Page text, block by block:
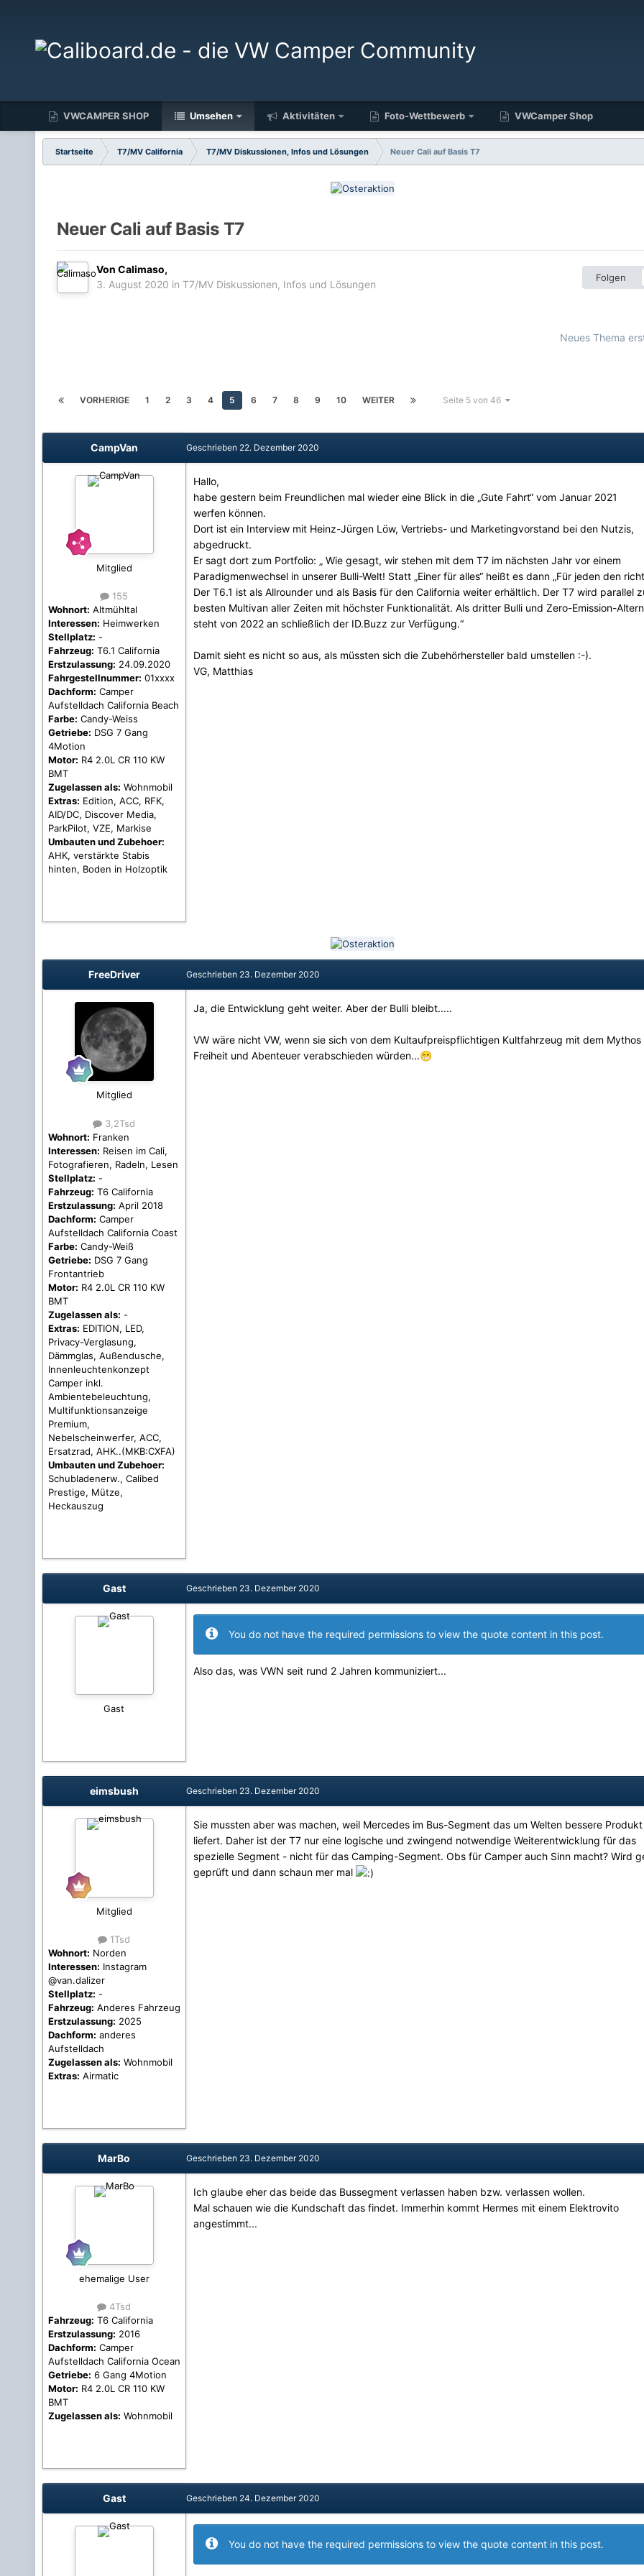
VWCAMPER SHOP Umsehen Aktivitäten Foto-Wettbewerb VWCamper Shop
Startseite T7/MV California T7/MV Diskussionen, Infos und Lösungen Neuer Cali auf Basis T7
Neuer Cali auf Basis T7
Von Calimaso,
3. August 2020 in T7/MV Diskussionen, Infos und Lösungen
Folgen
Neues Thema
VORHERIGE 1 2 3 4 5 6 7 8 9 10 WEITER Seite 5 von 46
CampVan
Mitglied
155
Wohnort: Altmühltal
Interessen: Heimwerken
Stellplatz: -
Fahrzeug: T6.1 California
Erstzulassung: 24.09.2020
Fahrgestellnummer: 01xxxx
Dachform: Camper
Aufstelldach California Beach
Farbe: Candy-Weiss
Getriebe: DSG 7 Gang
4Motion
Motor: R4 2.0L CR 110 KW
BMT
Zugelassen als: Wohnmobil
Extras: Edition, ACC, RFK,
AID/DC, Discover Media,
ParkPilot, VZE, Markise
Umbauten und Zubehoer:
AHK, verstärkte Stabis
hinten, Boden in Holzoptik
Geschrieben 22. Dezember 2020
Hallo,
habe gestern beim Freundlichen mal wieder eine Blick in die „Gute Fahrt“ vom Januar 2021
werfen können.
Dort ist ein Interview mit Heinz-Jürgen Löw, Vertriebs- und Marketingvorstand bei den Nutzis,
abgedruckt.
Er sagt dort zum Portfolio: „ Wie gesagt, wir stehen mit dem T7 im nächsten Jahr vor einem
Paradigmenwechsel in unserer Bulli-Welt! Statt „Einer für alles“ heißt es dann „Für jeden den
Der T6.1 ist als Allrounder und als Basis für den California weiter erhältlich. Der T7 wird parallel
besten Multivan aller Zeiten mit höchster Funktionalität. Als dritter Bulli und Zero-Emission-
steht von 2022 an schließlich der ID.Buzz zur Verfügung.“
Damit sieht es nicht so aus, als müssten sich die Zubehörhersteller bald umstellen :-).
VG, Matthias
FreeDriver
Mitglied
3,2Tsd
Wohnort: Franken
Interessen: Reisen im Cali,
Fotografieren, Radeln, Lesen
Stellplatz: -
Fahrzeug: T6 California
Erstzulassung: April 2018
Dachform: Camper
Aufstelldach California Coast
Farbe: Candy-Weiß
Getriebe: DSG 7 Gang
Frontantrieb
Motor: R4 2.0L CR 110 KW
BMT
Zugelassen als: -
Extras: EDITION, LED,
Privacy-Verglasung,
Dämmglas, Außendusche,
Innenleuchtenkonzept
Camper inkl.
Ambientebeleuchtung,
Multifunktionsanzeige
Premium,
Nebelscheinwerfer, ACC,
Ersatzrad, AHK..(MKB:CXFA)
Umbauten und Zubehoer:
Schubladenerw., Calibed
Prestige, Mütze,
Heckauszug
Geschrieben 23. Dezember 2020
Ja, die Entwicklung geht weiter. Aber der Bulli bleibt.....
VW wäre nicht VW, wenn sie sich von dem Kultaufpreispflichtigen Kultfahrzeug mit dem Mythos
Freiheit und Abenteuer verabschieden würden...😁
Gast
Gast
Geschrieben 23. Dezember 2020
You do not have the required permissions to view the quote content in this post.
Also das, was VWN seit rund 2 Jahren kommuniziert...
eimsbush
Mitglied
1Tsd
Wohnort: Norden
Interessen: Instagram
@van.dalizer
Stellplatz: -
Fahrzeug: Anderes Fahrzeug
Erstzulassung: 2025
Dachform: anderes
Aufstelldach
Zugelassen als: Wohnmobil
Extras: Airmatic
Geschrieben 23. Dezember 2020
Sie mussten aber was machen, weil Mercedes im Bus-Segment das um Welten bessere Produkt
liefert. Daher ist der T7 nur eine logische und zwingend notwendige Weiterentwicklung für das
spezielle Segment - nicht für das Camping-Segment. Obs für Camper auch Sinn macht? Wird
geprüft und dann schaun mer mal
MarBo
ehemalige User
4Tsd
Fahrzeug: T6 California
Erstzulassung: 2016
Dachform: Camper
Aufstelldach California Ocean
Getriebe: 6 Gang 4Motion
Motor: R4 2.0L CR 110 KW
BMT
Zugelassen als: Wohnmobil
Geschrieben 23. Dezember 2020
Ich glaube eher das beide das Bussegment verlassen haben bzw. verlassen wollen.
Mal schauen wie die Kundschaft das findet. Immerhin kommt Hermes mit einem Elektrovito
angestimmt...
Gast Geschrieben 24. Dezember 2020
You do not have the required permissions to view the quote content in this post.